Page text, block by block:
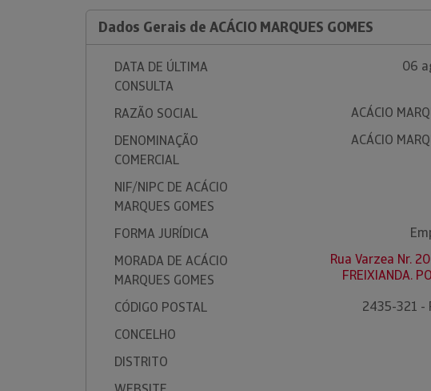
Dados Gerais de ACÁCIO MARQUES GOMES
DATA DE ÚLTIMA
CONSULTA
06
RAZÃO SOCIAL
ACÁCIO
DENOMINAÇÃO
COMERCIAL
ACÁCIO
NIF/NIPC DE ACÁCIO
MARQUES GOMES
FORMA JURÍDICA
MORADA DE ACÁCIO
MARQUES GOMES
Rua Varzea Nr.
FREIXIANDA.
CÓDIGO POSTAL
2435-321 -
CONCELHO
DISTRITO